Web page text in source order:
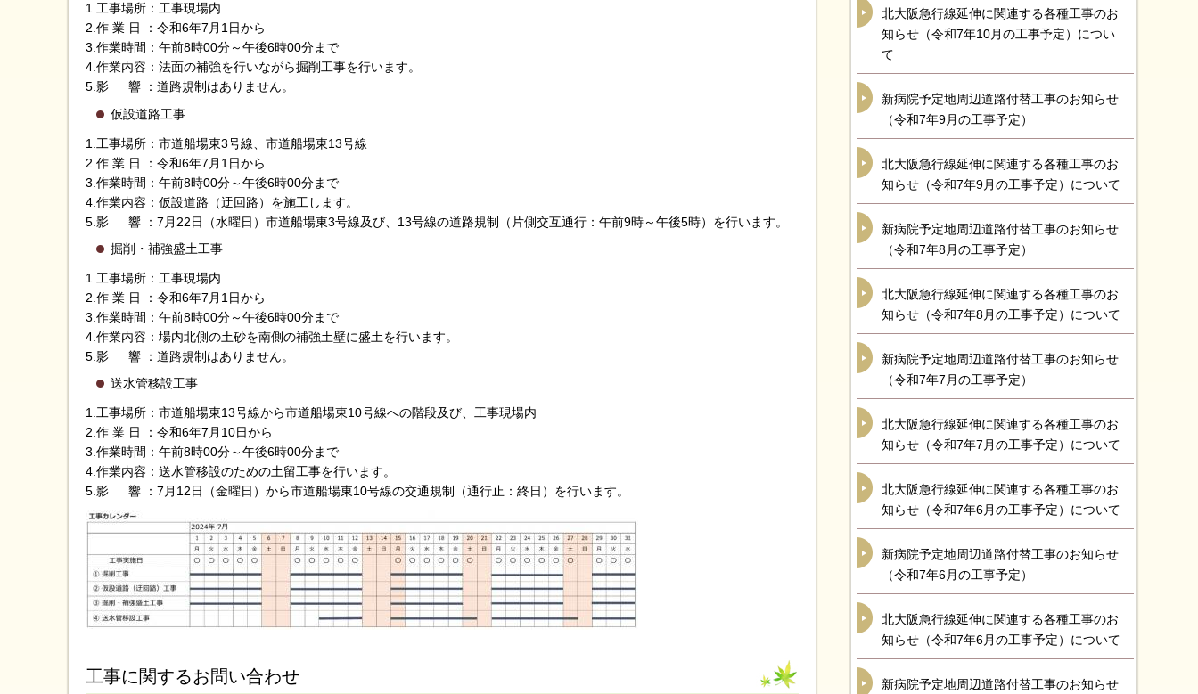
1.工事場所：工事現場内
2.作 業 日 ：令和6年7月1日から
3.作業時間：午前8時00分～午後6時00分まで
4.作業内容：法面の補強を行いながら掘削工事を行います。
5.影 響 ：道路規制はありません。
仮設道路工事
1.工事場所：市道船場東3号線、市道船場東13号線
2.作 業 日 ：令和6年7月1日から
3.作業時間：午前8時00分～午後6時00分まで
4.作業内容：仮設道路（迂回路）を施工します。
5.影 響 ：7月22日（水曜日）市道船場東3号線及び、13号線の道路規制（片側交互通行：午前9時～午後5時）を行います。
掘削・補強盛土工事
1.工事場所：工事現場内
2.作 業 日 ：令和6年7月1日から
3.作業時間：午前8時00分～午後6時00分まで
4.作業内容：場内北側の土砂を南側の補強土壁に盛土を行います。
5.影 響 ：道路規制はありません。
送水管移設工事
1.工事場所：市道船場東13号線から市道船場東10号線への階段及び、工事現場内
2.作 業 日 ：令和6年7月10日から
3.作業時間：午前8時00分～午後6時00分まで
4.作業内容：送水管移設のための土留工事を行います。
5.影 響 ：7月12日（金曜日）から市道船場東10号線の交通規制（通行止：終日）を行います。
工事に関するお問い合わせ
北大阪急行線延伸に関連する各種工事のお
知らせ（令和7年10月の工事予定）につい
て
新病院予定地周辺道路付替工事のお知らせ
（令和7年9月の工事予定）
北大阪急行線延伸に関連する各種工事のお
知らせ（令和7年9月の工事予定）について
新病院予定地周辺道路付替工事のお知らせ
（令和7年8月の工事予定）
北大阪急行線延伸に関連する各種工事のお
知らせ（令和7年8月の工事予定）について
新病院予定地周辺道路付替工事のお知らせ
（令和7年7月の工事予定）
北大阪急行線延伸に関連する各種工事のお
知らせ（令和7年7月の工事予定）について
北大阪急行線延伸に関連する各種工事のお
知らせ（令和7年6月の工事予定）について
新病院予定地周辺道路付替工事のお知らせ
（令和7年6月の工事予定）
北大阪急行線延伸に関連する各種工事のお
知らせ（令和7年6月の工事予定）について
新病院予定地周辺道路付替工事のお知らせ